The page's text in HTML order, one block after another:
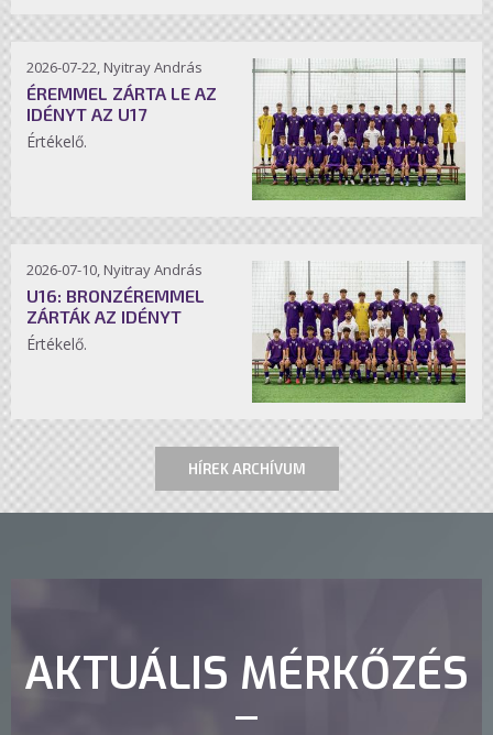
2026-07-22, Nyitray András
ÉREMMEL ZÁRTA LE AZ
IDÉNYT AZ U17
Értékelő.
2026-07-10, Nyitray András
U16: BRONZÉREMMEL
ZÁRTÁK AZ IDÉNYT
Értékelő.
HÍREK ARCHÍVUM
AKTUÁLIS MÉRKŐZÉS